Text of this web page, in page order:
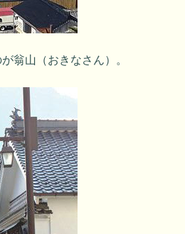
翁山（おきなさん）。